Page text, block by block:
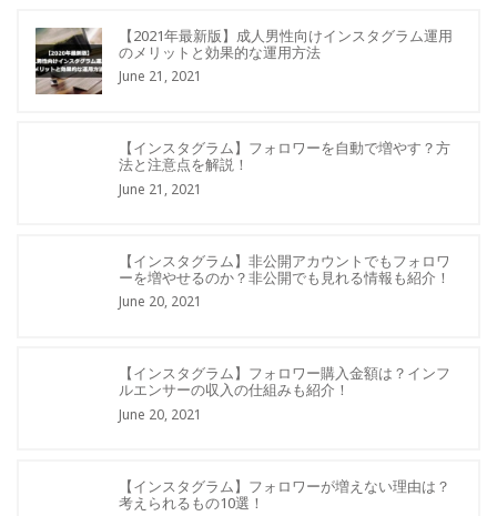
【2021年最新版】成人男性向けインスタグラム運用
のメリットと効果的な運用方法
June 21, 2021
【インスタグラム】フォロワーを自動で増やす？方
法と注意点を解説！
June 21, 2021
【インスタグラム】非公開アカウントでもフォロワ
ーを増やせるのか？非公開でも見れる情報も紹介！
June 20, 2021
【インスタグラム】フォロワー購入金額は？インフ
ルエンサーの収入の仕組みも紹介！
June 20, 2021
【インスタグラム】フォロワーが増えない理由は？
考えられるもの10選！